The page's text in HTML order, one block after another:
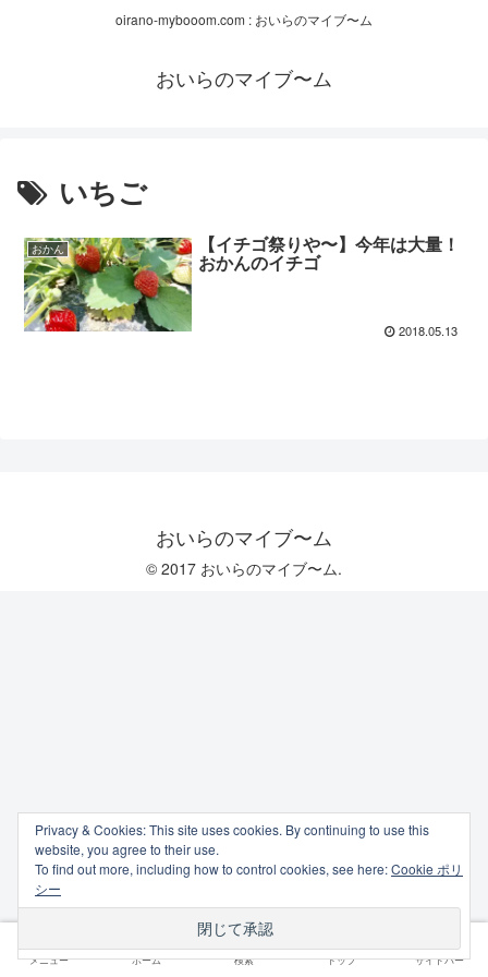
oirano-mybooom.com : おいらのマイブ〜ム
おいらのマイブ〜ム
いちご
おかん 【イチゴ祭りや〜】今年は大量！
おかんのイチゴ
2018.05.13
おいらのマイブ〜ム
© 2017 おいらのマイブ〜ム.
メニュー ホーム 検索 トップ サイドバー
Privacy & Cookies: This site uses cookies. By continuing to use this
website, you agree to their use.
To find out more, including how to control cookies, see here:Cookie ポリ
シー